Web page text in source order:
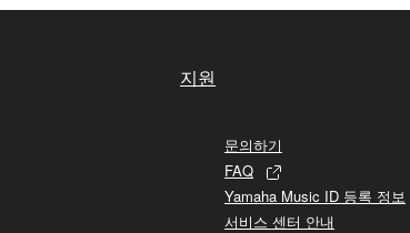
지원
문의하기
FAQ
Yamaha Music ID 등록 정보
서비스 센터 안내